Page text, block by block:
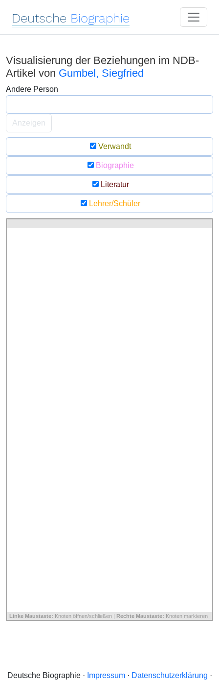
Deutsche Biographie
Visualisierung der Beziehungen im NDB-
Artikel von Gumbel, Siegfried
Andere Person
Anzeigen
Verwandt
Biographie
Literatur
Lehrer/Schüler
Linke Maustaste: Knoten öffnen/schließen | Rechte Maustaste: Knoten markieren
Deutsche Biographie · Impressum· Datenschutzerklärung ·